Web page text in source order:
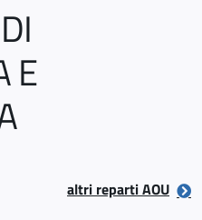
E
altri reparti AOU